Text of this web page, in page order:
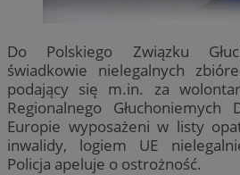
Do Polskiego Związku
świadkowie nielegalnych
podający się m.in. za
Regionalnego
Europie wyposażeni w listy
inwalidy, logiem UE
Policja apeluje o ostrożność.